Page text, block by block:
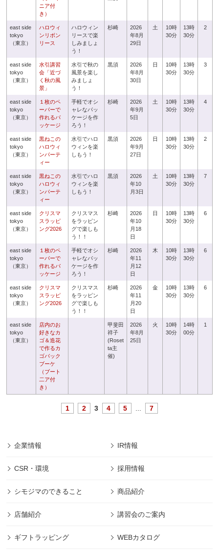
ニア付
き）
east side
tokyo
（東京）
ハロウィ
ンリボン
リース
ハロウィン
リースで楽
しみましょ
う！
杉崎
2026
年8月
29日
土
10時
30分
13時
30分
2
east side
tokyo
（東京）
水引講習
会「近づ
く秋の風
景」
水引で秋の
風景を楽し
みましょ
う！
黒須
2026
年8月
30日
日
10時
30分
13時
30分
3
east side
tokyo
（東京）
１枚のペ
ーパーで
作れるパ
ッケージ
手軽でオシ
ャレなパッ
ケージを作
ろう！
杉崎
2026
年9月
5日
土
10時
30分
13時
30分
4
east side
tokyo
（東京）
黒ねこの
ハロウィ
ンパーテ
ィー
水引でハロ
ウィンを楽
しもう！
黒須
2026
年9月
27日
日
10時
30分
13時
30分
2
east side
tokyo
（東京）
黒ねこの
ハロウィ
ンパーテ
ィー
水引でハロ
ウィンを楽
しもう！
黒須
2026
年10
月3日
土
10時
30分
13時
30分
7
east side
tokyo
（東京）
クリスマ
スラッピ
ング2026
クリスマス
をラッピン
グで楽しも
う！！
杉崎
2026
年10
月18
日
日
10時
30分
13時
30分
6
east side
tokyo
（東京）
１枚のペ
ーパーで
作れるパ
ッケージ
手軽でオシ
ャレなパッ
ケージを作
ろう！
杉崎
2026
年11
月12
日
木
10時
30分
13時
30分
6
east side
tokyo
（東京）
クリスマ
スラッピ
ング2026
クリスマス
をラッピン
グで楽しも
う！！
杉崎
2026
年11
月20
日
金
10時
30分
13時
30分
6
east side
tokyo
（東京）
店内のお
好きなカ
ゴ＆造花
で作るカ
ゴバック
ブーケ
（ブート
二ア付
き）
甲斐田
祥子
(Roset
ta主
催)
2026
年8月
25日
火
10時
30分
14時
00分
1
1 2 3 4 5 7
企業情報 IR情報
CSR・環境 採用情報
シモジマのできること 商品紹介
店舗紹介 講習会のご案内
ギフトラッピング WEBカタログ